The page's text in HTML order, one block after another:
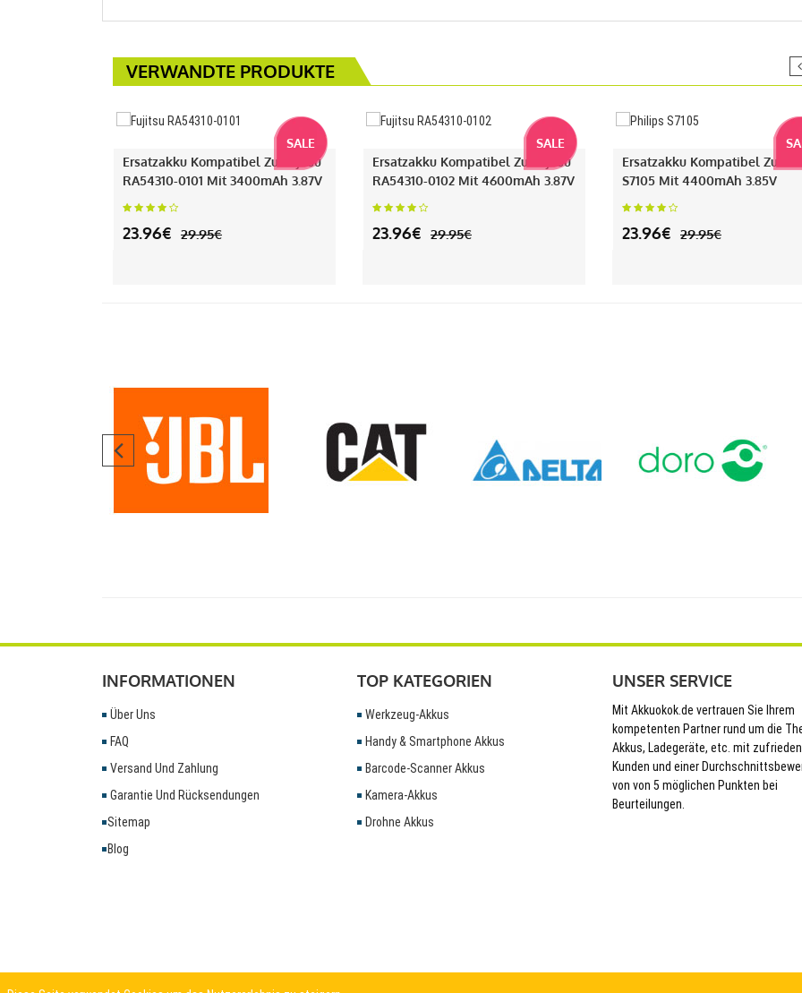
VERWANDTE PRODUKTE
SALE
Ersatzakku Kompatibel Zu Fujitsu
RA54310-0101 Mit 3400mAh 3.87V
23.96€ 29.95€
SALE
Ersatzakku Kompatibel Zu Fujitsu
RA54310-0102 Mit 4600mAh 3.87V
23.96€ 29.95€
Ersatzakku Kompatibel Zu
S7105 Mit 4400mAh 3.85V
23.96€ 29.95€
INFORMATIONEN
Über Uns
FAQ
Versand Und Zahlung
Garantie Und Rücksendungen
Sitemap
Blog
TOP KATEGORIEN
Werkzeug-Akkus
Handy & Smartphone Akkus
Barcode-Scanner Akkus
Kamera-Akkus
Drohne Akkus
UNSER SERVICE
Mit Akkuokok.de vertrauen Sie Ihrem
kompetenten Partner rund um die
Akkus, Ladegeräte, etc. mit
Kunden und einer
von von 5 möglichen Punkten bei
Beurteilungen.